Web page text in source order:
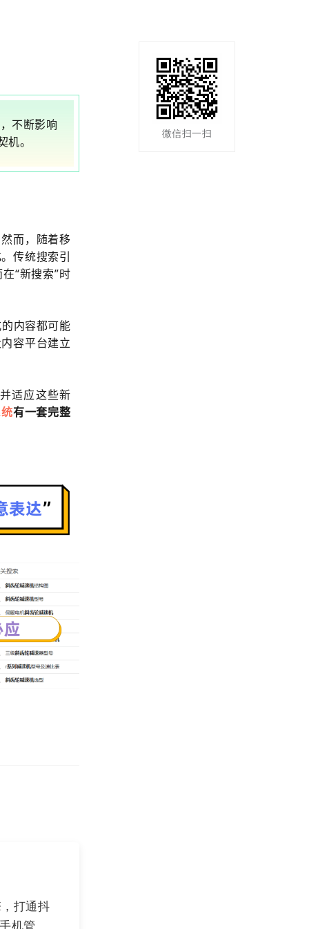
微信扫一扫
不断影响
。
然而，随着移
传统搜索引
“新搜索”时
内容都可能
容平台建立
适应这些新
有一套完整
客户案例等
打通抖
机管